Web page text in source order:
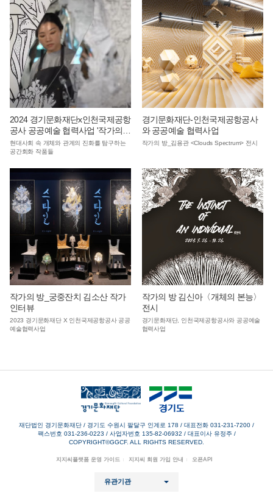
2024 경기문화재단x인천국제공항
공사 공공예술 협력사업 '작가의
방'_ 김신아 개체의 본능
현대사회 속 개체와 관계의 진화를 탐구하는
공간회화 작품들
경기문화재단-인천국제공항공사
와 공공예술 협력사업
작가의 방_김용관 <Clouds Spectrum> 전시
작가의 방_궁중잔치 김소산 작가
인터뷰
2023 경기문화재단 X 인천국제공항공사 공공
예술협력사업
작가의 방 김신아〈개체의 본능〉
전시
경기문화재단, 인천국제공항공사와 공공예술
협력사업
재단법인 경기문화재단 / 경기도 수원시 팔달구 인계로 178 / 대표전화 031-231-7200 /
팩스번호 031-236-0223 / 사업자번호 135-82-06932 / 대표이사 유정주/
COPYRIGHT©GGCF. ALL RIGHTS RESERVED.
지지씨플랫폼 운영 가이드 지지씨 회원 가입 안내 오픈API